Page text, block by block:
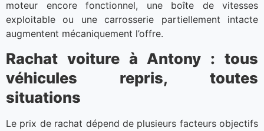
moteur encore fonctionnel, une boîte de vitesses
exploitable ou une carrosserie partiellement intacte
augmentent mécaniquement l’offre.
Rachat voiture à Antony : tous
véhicules repris, toutes
situations
Le prix de rachat dépend de plusieurs facteurs objectifs